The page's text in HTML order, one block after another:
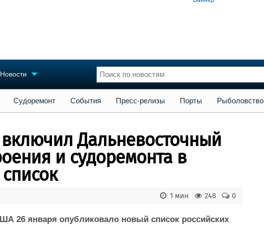
Новости
Конференции
Личности
Словарь
Флот
Форум
Все службы
Судоремонт События Пресс-релизы Порты Рыболовство
Дальневосточный
и судоремонта в
0
248
1 мин
26 января опубликовало новый список российских